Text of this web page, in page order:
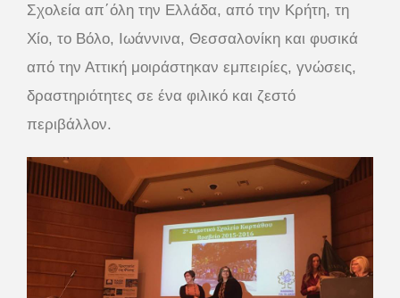
Σχολεία απ΄όλη την Ελλάδα, από την Κρήτη, τη
Χίο, το Βόλο, Ιωάννινα, Θεσσαλονίκη και φυσικά
από την Αττική μοιράστηκαν εμπειρίες, γνώσεις,
δραστηριότητες σε ένα φιλικό και ζεστό
περιβάλλον.